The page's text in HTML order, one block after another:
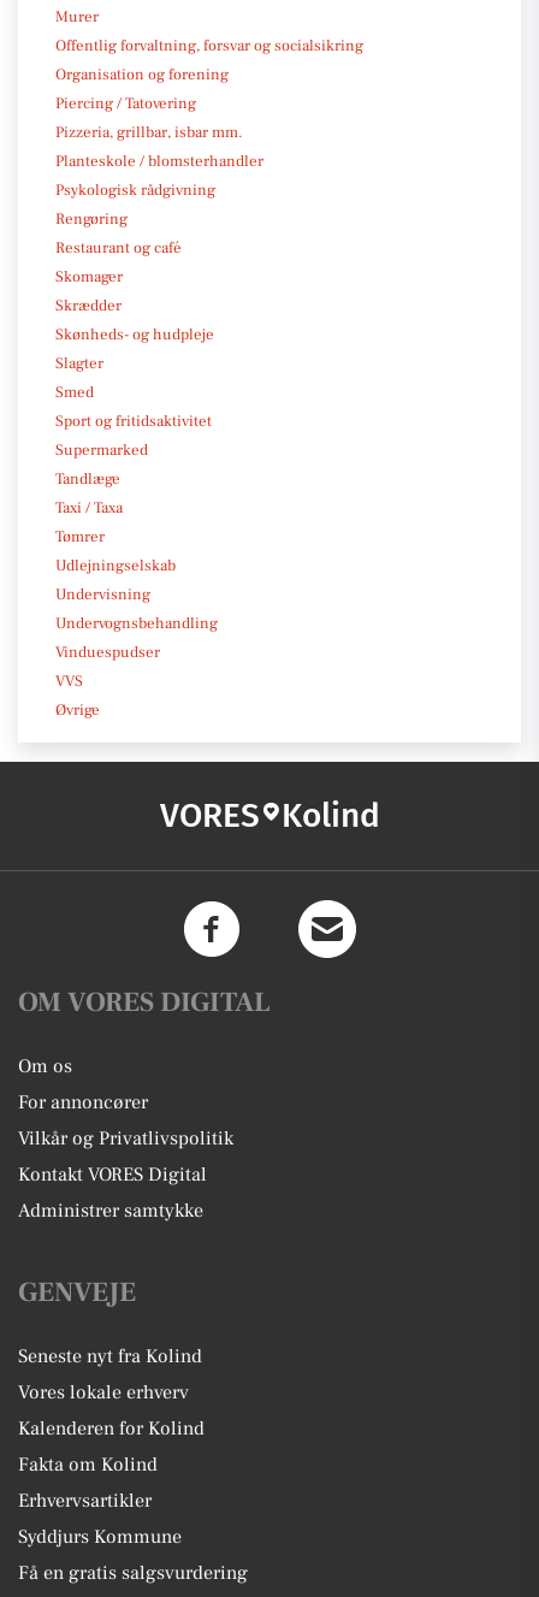
Murer
Offentlig forvaltning, forsvar og socialsikring
Organisation og forening
Piercing / Tatovering
Pizzeria, grillbar, isbar mm.
Planteskole / blomsterhandler
Psykologisk rådgivning
Rengøring
Restaurant og café
Skomager
Skrædder
Skønheds- og hudpleje
Slagter
Smed
Sport og fritidsaktivitet
Supermarked
Tandlæge
Taxi / Taxa
Tømrer
Udlejningselskab
Undervisning
Undervognsbehandling
Vinduespudser
VVS
Øvrige
VORES Kolind
OM VORES DIGITAL
Om os
For annoncører
Vilkår og Privatlivspolitik
Kontakt VORES Digital
Administrer samtykke
GENVEJE
Seneste nyt fra Kolind
Vores lokale erhverv
Kalenderen for Kolind
Fakta om Kolind
Erhvervsartikler
Syddjurs Kommune
Få en gratis salgsvurdering